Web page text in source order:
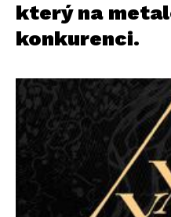
který na
konkurenci.